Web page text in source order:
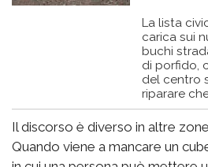
La lista
carica sui
buchi
di porfido,
del centro
riparare
Il discorso è diverso in altre
Quando viene a mancare un